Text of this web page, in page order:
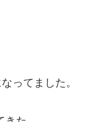
ってました。